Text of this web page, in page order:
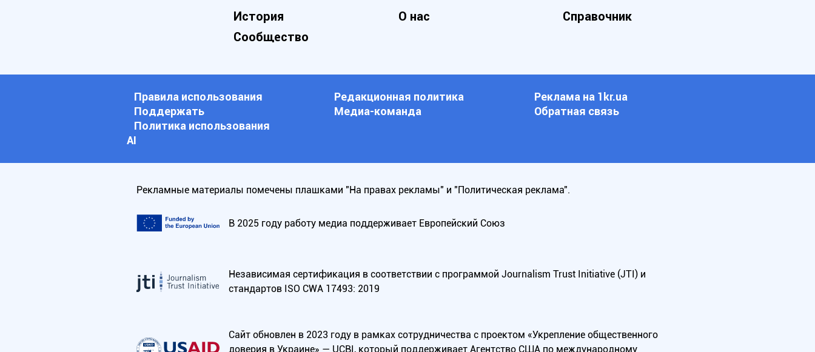
История О нас
Справочник
Сообщество
Правила использования Редакционная политика
Реклама на 1kr.ua
Поддержать
Медиа-команда
Обратная связь
Политика использования
АI
Рекламные материалы помечены плашками "На правах рекламы" и "Политическая реклама".
В 2025 году работу медиа поддерживает Европейский Союз
Независимая сертификация в соответствии с программой Journalism Trust Initiative (JTI) и
стандартов ISO CWA 17493: 2019
Сайт обновлен в 2023 году в рамках сотрудничества с проектом «Укрепление общественного
доверия в Украине» — UCBI, который поддерживает Агентство США по международному